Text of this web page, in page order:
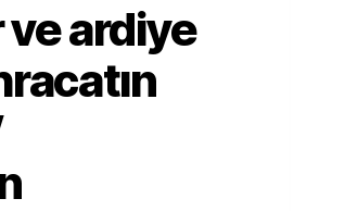
ardiye